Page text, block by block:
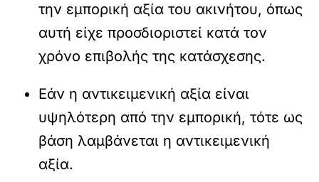
την εμπορική αξία του ακινήτου, όπως
αυτή είχε προσδιοριστεί κατά τον
χρόνο επιβολής της κατάσχεσης.
Εάν η αντικειμενική αξία είναι
υψηλότερη από την εμπορική, τότε ως
βάση λαμβάνεται η αντικειμενική
αξία.